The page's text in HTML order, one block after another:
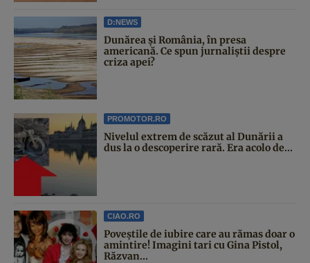
D:NEWS
Dunărea și România, în presa
americană. Ce spun jurnaliștii despre
criza apei?
PROMOTOR.RO
Nivelul extrem de scăzut al Dunării a
dus la o descoperire rară. Era acolo de...
CIAO.RO
Poveştile de iubire care au rămas doar o
amintire! Imagini tari cu Gina Pistol,
Răzvan...